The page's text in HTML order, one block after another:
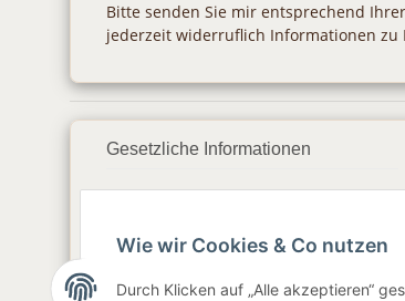
Bitte senden Sie mir entsprechend Ihrer
jederzeit widerruflich Informationen
Gesetzliche Informationen
AGB
Sitemap
Wie wir Cookies & Co nutzen
Durch Klicken auf „Alle akzeptieren“